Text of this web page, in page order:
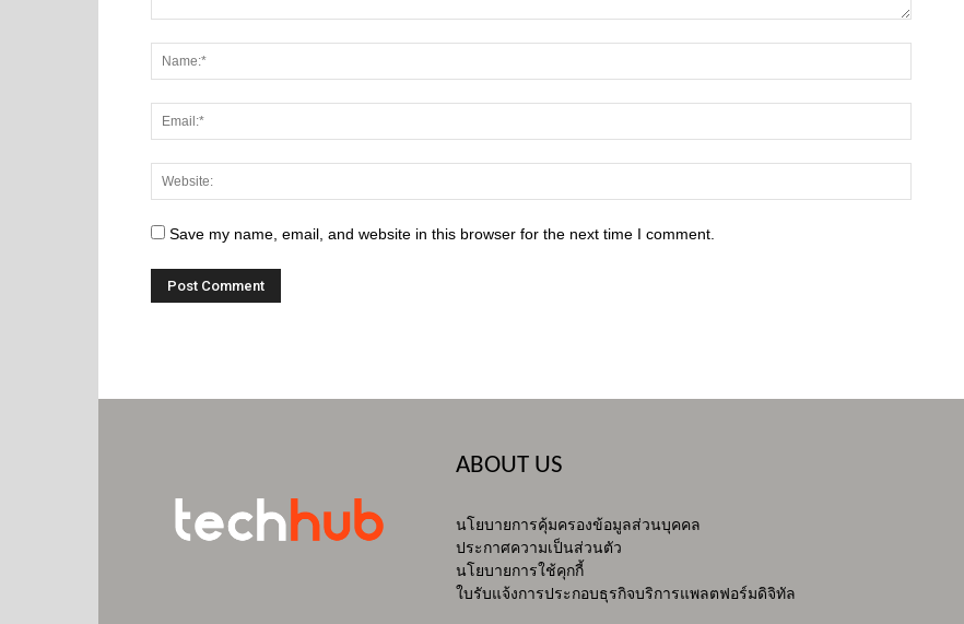
Save my name, email, and website in this browser for the next time I comment.
ABOUT US
นโยบายการคุ้มครองข้อมูลส่วนบุคคล
ประกาศความเป็นส่วนตัว
นโยบายการใช้คุกกี้
ใบรับแจ้งการประกอบธุรกิจบริการแพลตฟอร์มดิจิทัล